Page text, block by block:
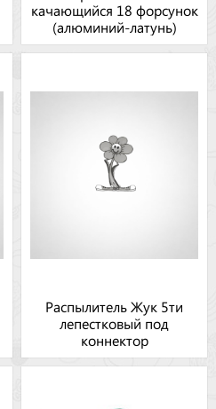
качающийся 18 форсунок
(алюминий-латунь)
Распылитель Жук 5ти
лепестковый под
коннектор